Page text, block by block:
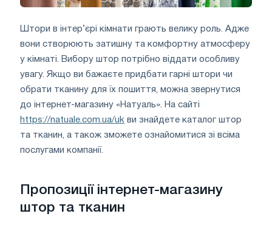
Штори в інтер’єрі кімнати грають велику роль. Адже
вони створюють затишну та комфортну атмосферу
у кімнаті. Вибору штор потрібно віддати особливу
увагу. Якщо ви бажаєте придбати гарні штори чи
обрати тканину для їх пошиття, можна звернутися
до інтернет-магазину «Натуаль». На сайті
https://natuale.com.ua/uk ви знайдете каталог штор
та тканин, а також зможете ознайомитися зі всіма
послугами компанії.
Пропозиції інтернет-магазину
штор та тканин